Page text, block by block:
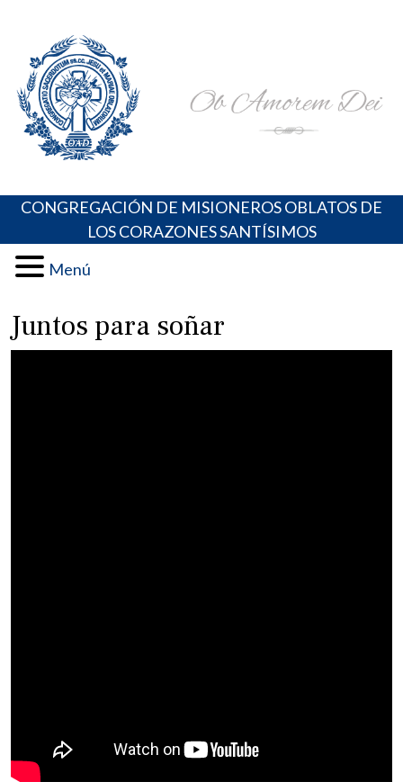
content
Portal de los Padres Oblatos. Advocaciones Marianas,
Oraciones, Música religiosa y más
CONGREGACIÓN DE MISIONEROS OBLATOS DE
LOS CORAZONES SANTÍSIMOS
Menú
Juntos para soñar